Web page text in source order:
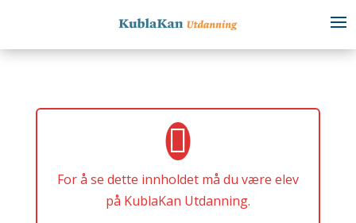
For å se dette innholdet må du være elev
på KublaKan Utdanning.